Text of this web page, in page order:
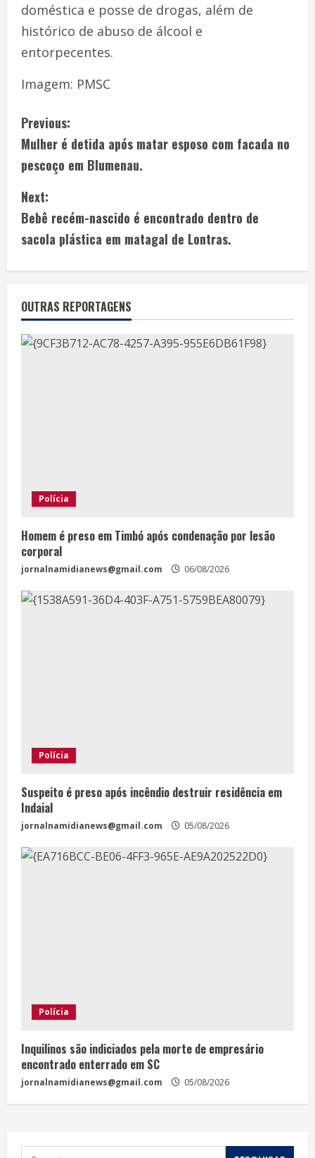
doméstica e posse de drogas, além de
histórico de abuso de álcool e
entorpecentes.
Imagem: PMSC
Previous:
Mulher é detida após matar esposo com facada no
pescoço em Blumenau.
Next:
Bebê recém-nascido é encontrado dentro de
sacola plástica em matagal de Lontras.
OUTRAS REPORTAGENS
Polícia
Homem é preso em Timbó após condenação por lesão
corporal
jornalnamidianews@gmail.com 06/08/2026
Polícia
Suspeito é preso após incêndio destruir residência em
Indaial
jornalnamidianews@gmail.com 05/08/2026
Polícia
Inquilinos são indiciados pela morte de empresário
encontrado enterrado em SC
jornalnamidianews@gmail.com 05/08/2026